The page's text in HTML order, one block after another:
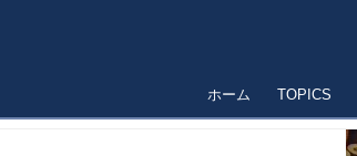
ホーム TOPICS